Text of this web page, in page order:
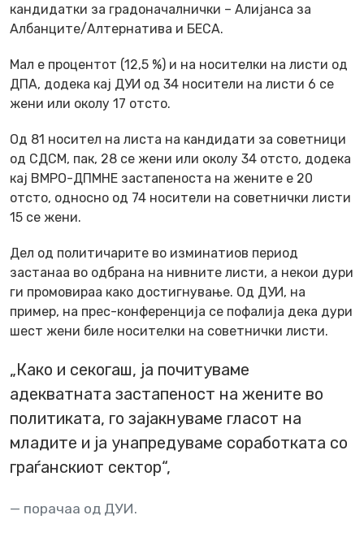
кандидатки за градоначалнички – Алијанса за
Албанците/Алтернатива и БЕСА.
Мал е процентот (12,5 %) и на носителки на листи од
ДПА, додека кај ДУИ од 34 носители на листи 6 се
жени или околу 17 отсто.
Од 81 носител на листа на кандидати за советници
од СДСМ, пак, 28 се жени или околу 34 отсто, додека
кај ВМРО-ДПМНЕ застапеноста на жените е 20
отсто, односно од 74 носители на советнички листи
15 се жени.
Дел од политичарите во изминатиов период
застанаа во одбрана на нивните листи, а некои дури
ги промовираа како достигнување. Од ДУИ, на
пример, на прес-конференција се пофалија дека дури
шест жени биле носителки на советнички листи.
„Како и секогаш, ја почитуваме
адекватната застапеност на жените во
политиката, го зајакнуваме гласот на
младите и ја унапредуваме соработката со
граѓанскиот сектор“,
порачаа од ДУИ.